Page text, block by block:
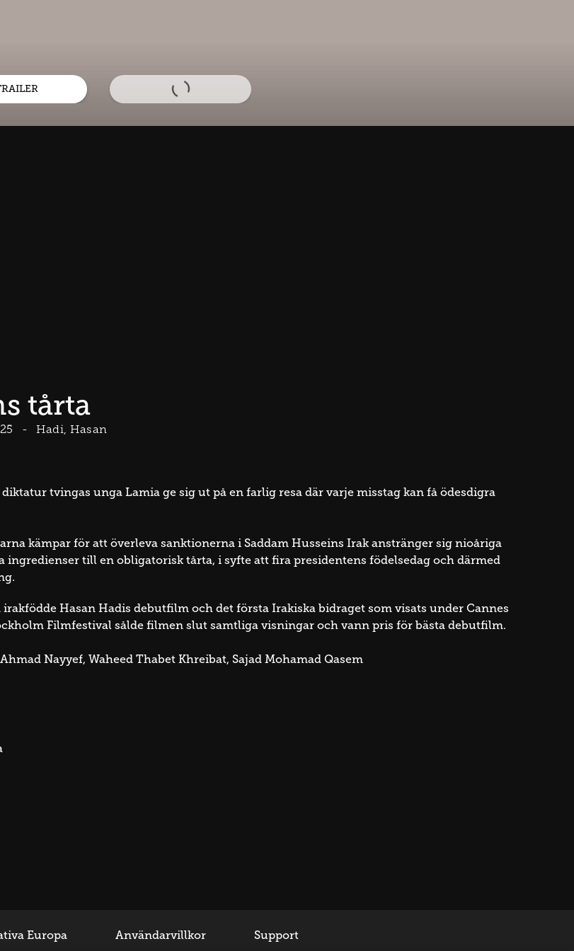
tårta
Hadi, Hasan
tvingas unga Lamia ge sig ut på en farlig resa där varje misstag kan få ödesdigra
kämpar för att överleva sanktionerna i Saddam Husseins Irak anstränger sig nioåriga
ingredienser till en obligatorisk tårta, i syfte att fira presidentens födelsedag och därmed
Hasan Hadis debutfilm och det första Irakiska bidraget som visats under Cannes
Filmfestival sålde filmen slut samtliga visningar och vann pris för bästa debutfilm.
Nayyef Waheed Thabet Khreibat Sajad Mohamad Qasem
Europa Användarvillkor Support